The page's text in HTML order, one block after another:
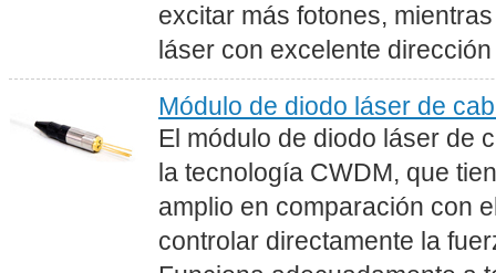
excitar más fotones,
láser con excelente
Módulo de diodo láser de
El módulo de diodo láser de
la tecnología CWDM, que
amplio en comparación con
controlar directamente la